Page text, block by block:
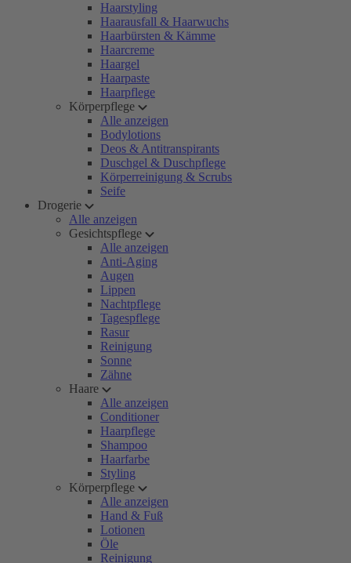
Haarstyling
Haarausfall & Haarwuchs
Haarbürsten & Kämme
Haarcreme
Haargel
Haarpaste
Haarpflege
Körperpflege
Alle anzeigen
Bodylotions
Deos & Antitranspirants
Duschgel & Duschpflege
Körperreinigung & Scrubs
Seife
Drogerie
Alle anzeigen
Gesichtspflege
Alle anzeigen
Anti-Aging
Augen
Lippen
Nachtpflege
Tagespflege
Rasur
Reinigung
Sonne
Zähne
Haare
Alle anzeigen
Conditioner
Haarpflege
Shampoo
Haarfarbe
Styling
Körperpflege
Alle anzeigen
Hand & Fuß
Lotionen
Öle
Reinigung